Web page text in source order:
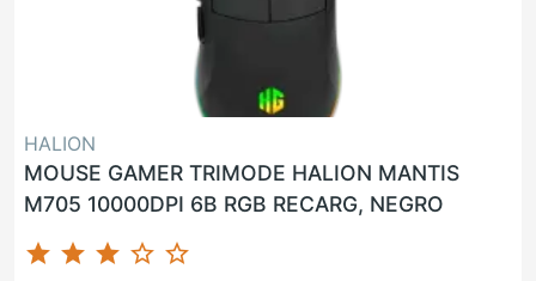
HALION
MOUSE GAMER TRIMODE HALION MANTIS
M705 10000DPI 6B RGB RECARG, NEGRO
star star star star_border star_border